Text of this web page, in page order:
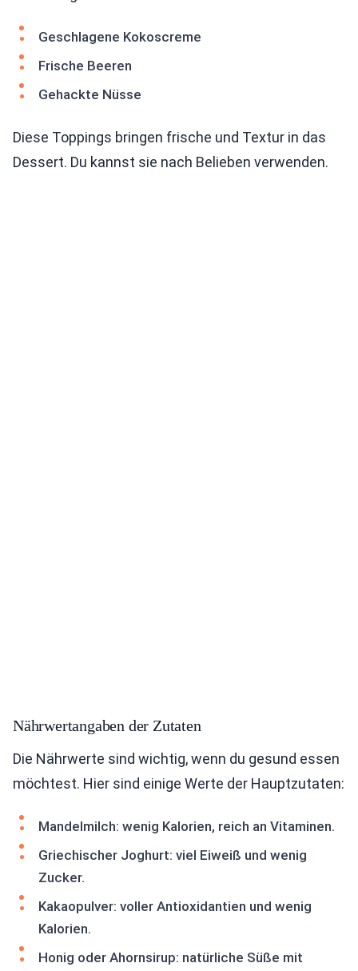
Geschlagene Kokoscreme
Frische Beeren
Gehackte Nüsse
Diese Toppings bringen frische und Textur in das
Dessert. Du kannst sie nach Belieben verwenden.
Nährwertangaben der Zutaten
Die Nährwerte sind wichtig, wenn du gesund essen
möchtest. Hier sind einige Werte der Hauptzutaten:
Mandelmilch: wenig Kalorien, reich an Vitaminen.
Griechischer Joghurt: viel Eiweiß und wenig
Zucker.
Kakaopulver: voller Antioxidantien und wenig
Kalorien.
Honig oder Ahornsirup: natürliche Süße mit